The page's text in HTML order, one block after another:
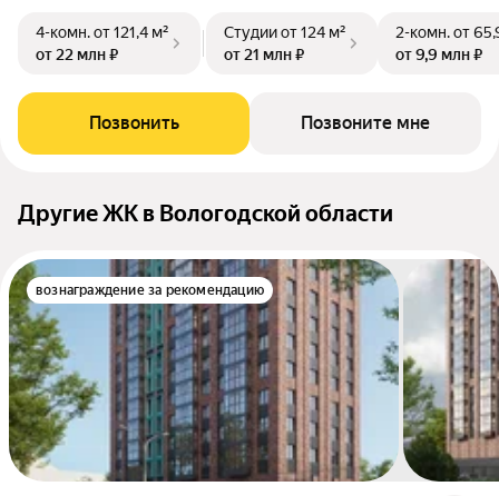
4-комн.от 121,4 м²
от 22 млн ₽
Студииот 124 м²
от 21 млн ₽
2-комн.от
от 9,9 млн ₽
Позвонить Позвоните мне
Другие ЖК в Вологодской области
вознаграждение за рекомендацию